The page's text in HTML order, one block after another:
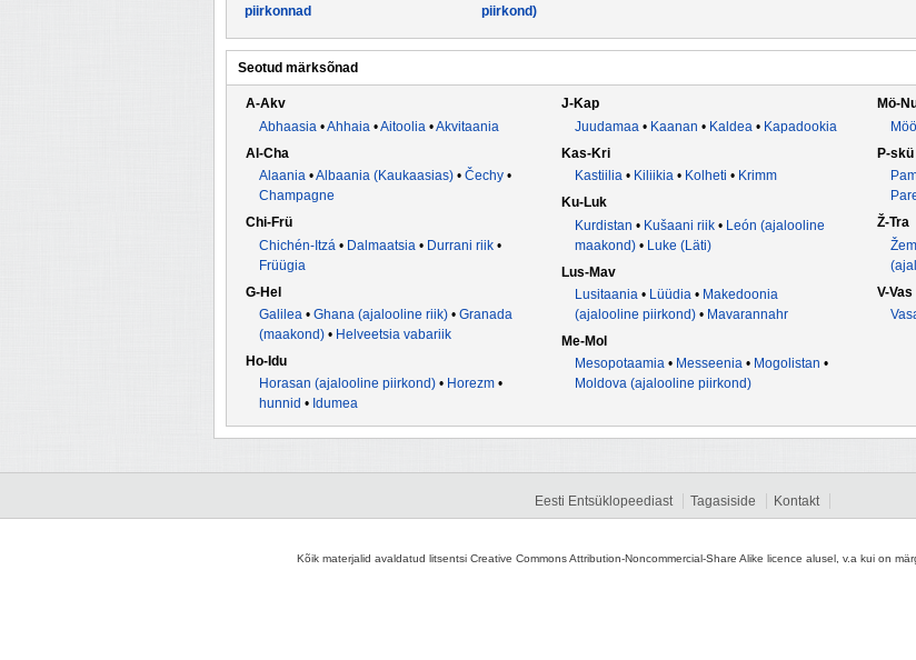
piirkonnad
piirkond)
Seotud märksõnad
A-Akv
Abhaasia •Ahhaia •Aitoolia •Akvitaania
Al-Cha
Alaania •Albaania (Kaukaasias) • Čechy •
Champagne
Chi-Frü
Chichén-Itzá • Dalmaatsia • Durrani riik •
Früügia
G-Hel
Galilea • Ghana (ajalooline riik) • Granada
(maakond) • Helveetsia vabariik
Ho-Idu
Horasan (ajalooline piirkond) • Horezm •
hunnid • Idumea
J-Kap
Juudamaa • Kaanan • Kaldea • Kapadookia
Kas-Kri
Kastiilia • Kiliikia • Kolheti • Krimm
Ku-Luk
Kurdistan • Kušaani riik • León (ajalooline
maakond) • Luke (Läti)
Lus-Mav
Lusitaania • Lüüdia • Makedoonia
(ajalooline piirkond) • Mavarannahr
Me-Mol
Mesopotaamia • Messeenia • Mogolistan •
Moldova (ajalooline piirkond)
Mö-
P-skü
Ž-Tra
V-Vas
Eesti Entsüklopeediast Tagasiside Kontakt
Kõik materjalid avaldatud litsentsi Creative Commons Attribution-Noncommercial-Share Alike licence alusel, v.a kui on